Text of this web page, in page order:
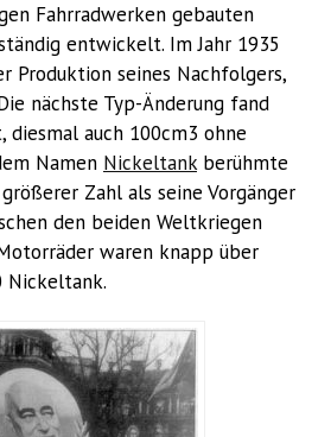
Fahrradwerken gebauten
entwickelt. Im Jahr 1935
Produktion seines Nachfolgers,
nächste Typ-Änderung fand
diesmal auch 100cm3 ohne
Namen Nickeltankberühmte
Zahl als seine Vorgänger
den beiden Weltkriegen
waren knapp über
Nickeltank.